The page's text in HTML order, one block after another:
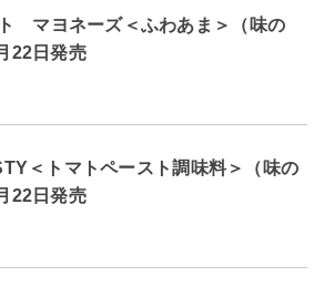
マヨネーズ＜ふわあま＞（味の
22日発売
＜トマトペースト調味料＞（味の
22日発売